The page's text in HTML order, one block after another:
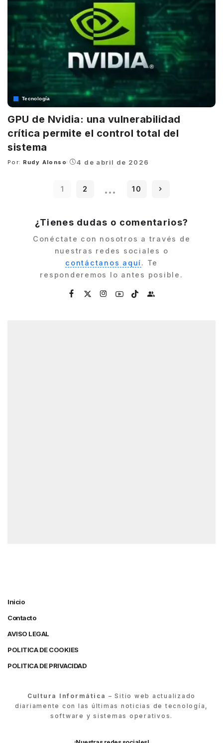
Tecnología
GPU de Nvidia: una vulnerabilidad
crítica permite el control total del
sistema
Posted
Por: Rudy Alonso 4 de abril de 2026
1 2 … 10
¿Tienes dudas o comentarios?
Conéctate con nosotros a través de
nuestras redes sociales o
contáctanos aquí. Te
responderemos lo antes posible.
Inicio
Contacto
AVISO LEGAL
POLITICA DE COOKIES
POLITICA DE PRIVACIDAD
Cultura Informática – Sitio web actualizado
diariamente con las últimas noticias de tecnología,
software y sistemas operativos.